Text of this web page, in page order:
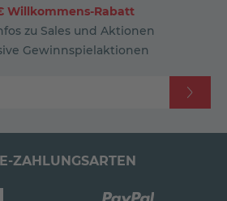
Willkommens-Rabatt
zu Sales und Aktionen
Gewinnspielaktionen
ZAHLUNGSARTEN